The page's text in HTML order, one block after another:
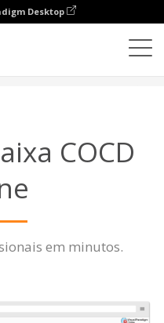
Desktop
COCD
em minutos.